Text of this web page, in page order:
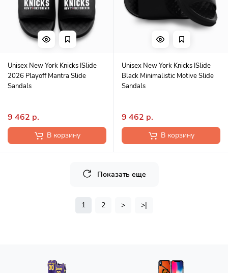
Unisex New York Knicks ISlide
2026 Playoff Mantra Slide
Sandals
9 462 р.
В корзину
Unisex New York Knicks ISlide
Black Minimalistic Motive Slide
Sandals
9 462 р.
В корзину
Показать еще
1 2 > >|